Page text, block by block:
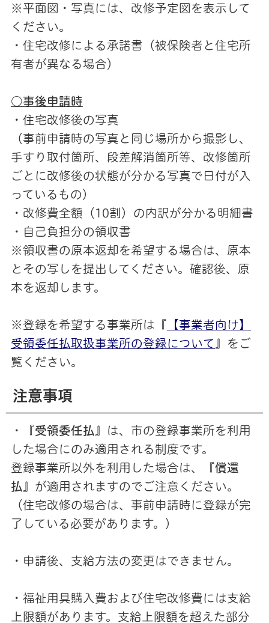
※平面図・写真には、改修予定図を表示して
ください。
・住宅改修による承諾書（被保険者と住宅所
有者が異なる場合）
○事後申請時
・住宅改修後の写真
（事前申請時の写真と同じ場所から撮影し、
手すり取付箇所、段差解消箇所等、改修箇所
ごとに改修後の状態が分かる写真で日付が入
っているもの）
・改修費全額（10割）の内訳が分かる明細書
・自己負担分の領収書
※領収書の原本返却を希望する場合は、原本
とその写しを提出してください。確認後、原
本を返却します。
※登録を希望する事業所は『 【事業者向け】
受領委任払取扱事業所の登録について 』をご
覧ください。
注意事項
・『受領委任払 』は、市の登録事業所を利用
した場合にのみ適用される制度です。
登録事業所以外を利用した場合は、『償還
払 』が適用されますのでご注意ください。
（住宅改修の場合は、事前申請時に登録が完
了している必要があります。）
・申請後、支給方法の変更はできません。
・福祉用具購入費および住宅改修費には支給
上限額があります。支給上限額を超えた部分